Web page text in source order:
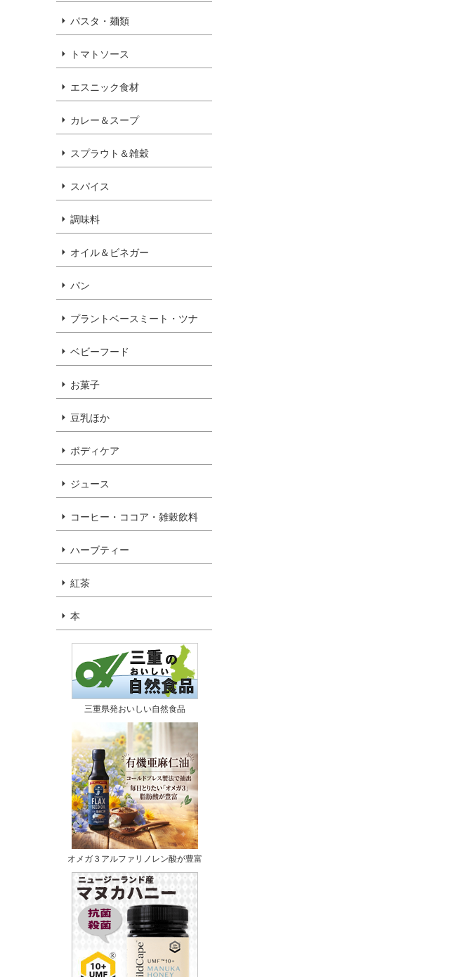
パスタ・麺類
トマトソース
エスニック食材
カレー＆スープ
スプラウト＆雑穀
スパイス
調味料
オイル＆ビネガー
パン
プラントベースミート・ツナ
ベビーフード
お菓子
豆乳ほか
ボディケア
ジュース
コーヒー・ココア・雑穀飲料
ハーブティー
紅茶
本
三重県発おいしい自然食品
オメガ３アルファリノレン酸が豊富